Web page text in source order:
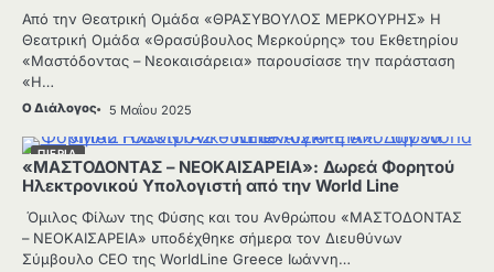
Από την Θεατρική Ομάδα «ΘΡΑΣΥΒΟΥΛΟΣ ΜΕΡΚΟΥΡΗΣ» Η
Θεατρική Ομάδα «Θρασύβουλος Μερκούρης» του Εκθετηρίου
«Μαστόδοντας – Νεοκαισάρεια» παρουσίασε την παράσταση
«Η…
Ο Διάλογος 5 Μαΐου 2025
ΠΙΕΡΙΑ
«ΜΑΣΤΟΔΟΝΤΑΣ – ΝΕΟΚΑΙΣΑΡΕΙΑ»: Δωρεά Φορητού
Ηλεκτρονικού Υπολογιστή από την World Line
Όμιλος Φίλων της Φύσης και του Ανθρώπου «ΜΑΣΤΟΔΟΝΤΑΣ
– ΝΕΟΚΑΙΣΑΡΕΙΑ» υποδέχθηκε σήμερα τον Διευθύνων
Σύμβουλο CEO της WorldLine Greece Ιωάννη…